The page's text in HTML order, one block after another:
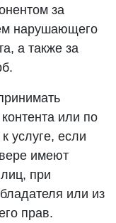
за
нарушающего
а также за
или по
услуге, если
имеют
при
или из
прав.